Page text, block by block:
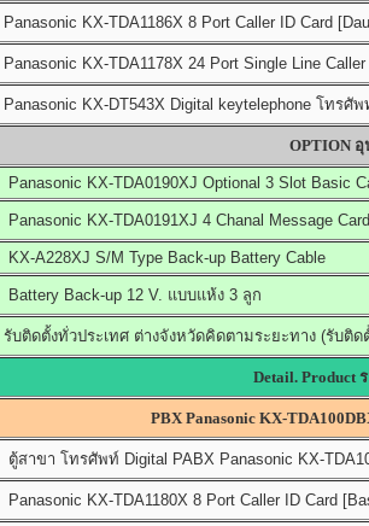
Panasonic KX-TDA1186X 8 Port Caller ID Card
Panasonic KX-TDA1178X 24 Port Single Line
Panasonic KX-DT543X Digital keytelephone โทร
OPTION
Panasonic KX-TDA0190XJ Optional 3 Slot Basic
Panasonic KX-TDA0191XJ 4 Chanal Message
KX-A228XJ S/M Type Back-up Battery Cable
Battery Back-up 12 V. แบบแห้ง 3 ลูก
รับติดตั้งทั่วประเทศ ต่างจังหวัดคิดตามระยะทาง (รับติ
Detail. Product
PBX Panasonic KX-
ตู้สาขา โทรศัพท์ Digital PABX Panasonic KX-
Panasonic KX-TDA1180X 8 Port Caller ID Card